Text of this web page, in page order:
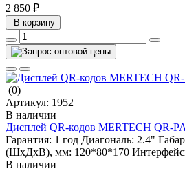
2 850 ₽
В корзину
(0)
Артикул: 1952
В наличии
Дисплей QR-кодов MERTECH QR-
Гарантия: 1 год Диагональ: 2.4"
(ШхДхВ), мм: 120*80*170
В наличии